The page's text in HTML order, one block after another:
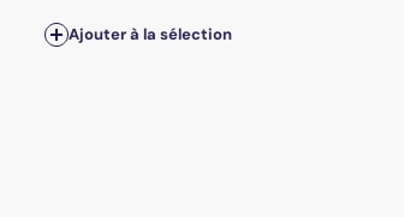
Ajouter à la sélection